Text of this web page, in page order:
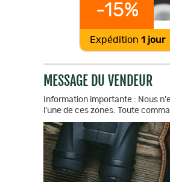
-15%
Expédition 1 jour
MESSAGE DU VENDEUR
Information importante : Nous
l'une de ces zones. Toute